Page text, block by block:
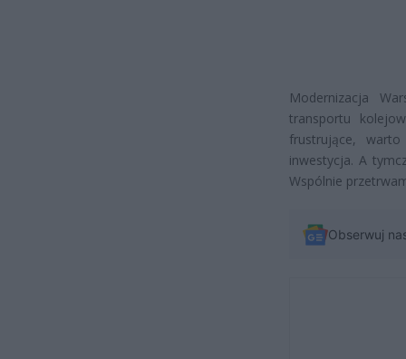
Modernizacja
transportu
frustrujące,
inwestycja. A
Wspólnie
Obserwuj